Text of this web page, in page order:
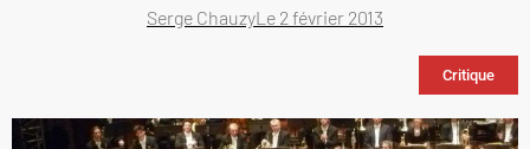
Serge ChauzyLe 2 février 2013
Critique